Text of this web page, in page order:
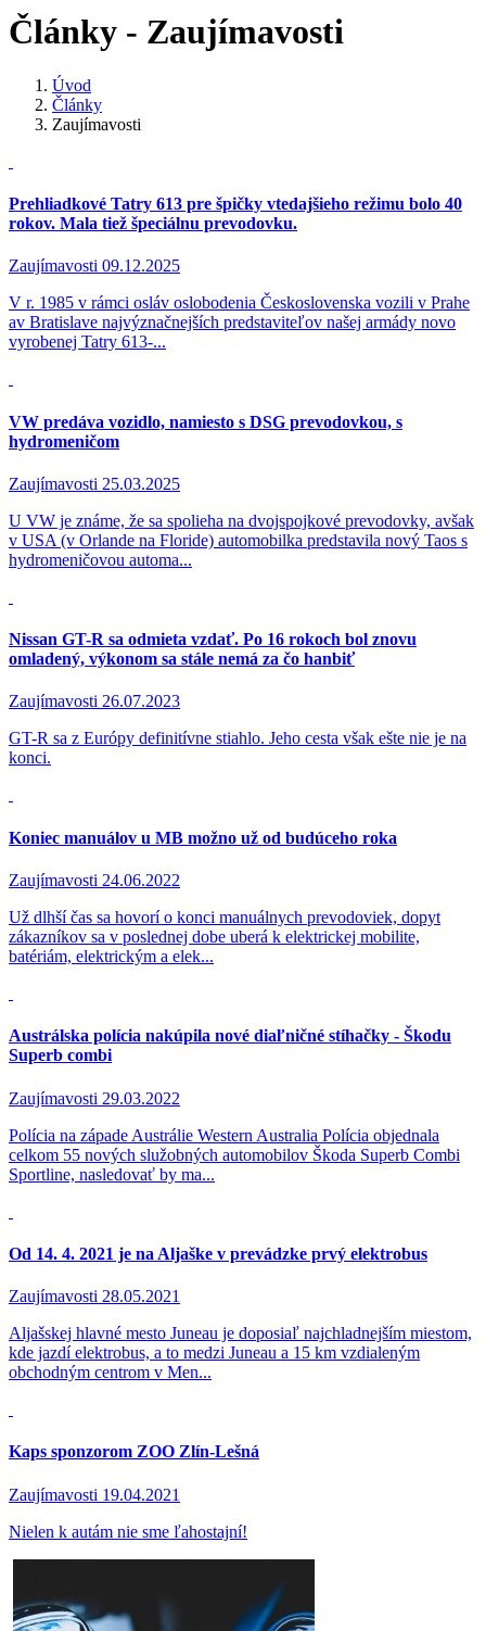
Články - Zaujímavosti
Úvod
Články
Zaujímavosti
Prehliadkové Tatry 613 pre špičky vtedajšieho režimu bolo 40
rokov. Mala tiež špeciálnu prevodovku.
Zaujímavosti 09.12.2025
V r. 1985 v rámci osláv oslobodenia Československa vozili v Prahe
av Bratislave najvýznačnejších predstaviteľov našej armády novo
vyrobenej Tatry 613-...
VW predáva vozidlo, namiesto s DSG prevodovkou, s
hydromeničom
Zaujímavosti 25.03.2025
U VW je známe, že sa spolieha na dvojspojkové prevodovky, avšak
v USA (v Orlande na Floride) automobilka predstavila nový Taos s
hydromeničovou automa...
Nissan GT-R sa odmieta vzdať. Po 16 rokoch bol znovu
omladený, výkonom sa stále nemá za čo hanbiť
Zaujímavosti 26.07.2023
GT-R sa z Európy definitívne stiahlo. Jeho cesta však ešte nie je na
konci.
Koniec manuálov u MB možno už od budúceho roka
Zaujímavosti 24.06.2022
Už dlhší čas sa hovorí o konci manuálnych prevodoviek, dopyt
zákazníkov sa v poslednej dobe uberá k elektrickej mobilite,
batériám, elektrickým a elek...
Austrálska polícia nakúpila nové diaľničné stíhačky - Škodu
Superb combi
Zaujímavosti 29.03.2022
Polícia na západe Austrálie Western Australia Polícia objednala
celkom 55 nových služobných automobilov Škoda Superb Combi
Sportline, nasledovať by ma...
Od 14. 4. 2021 je na Aljaške v prevádzke prvý elektrobus
Zaujímavosti 28.05.2021
Aljašskej hlavné mesto Juneau je doposiaľ najchladnejším miestom,
kde jazdí elektrobus, a to medzi Juneau a 15 km vzdialeným
obchodným centrom v Men...
Kaps sponzorom ZOO Zlín-Lešná
Zaujímavosti 19.04.2021
Nielen k autám nie sme ľahostajní!